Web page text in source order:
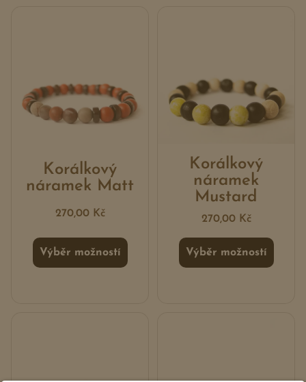
Korálkový
náramek Matt
270,00 Kč
Výběr možností
Korálkový
náramek
Mustard
270,00 Kč
Výběr možností